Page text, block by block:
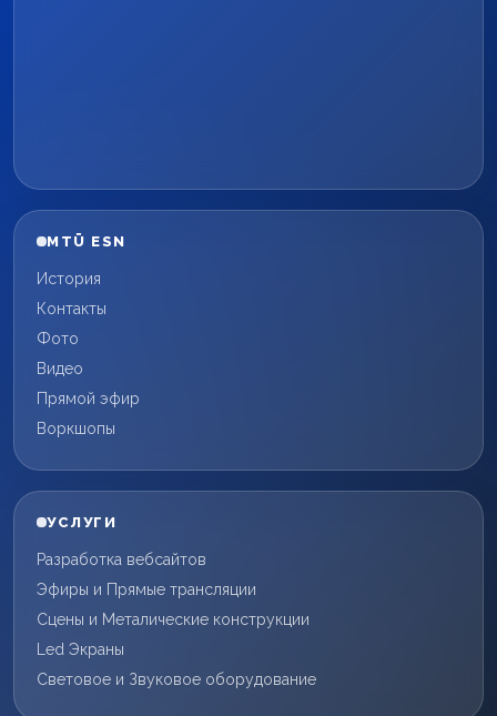
MTÜ ESN
История
Контакты
Фото
Видео
Прямой эфир
Воркшопы
УСЛУГИ
Разработка вебсайтов
Эфиры и Прямые трансляции
Сцены и Металические конструкции
Led Экраны
Световое и Звуковое оборудование